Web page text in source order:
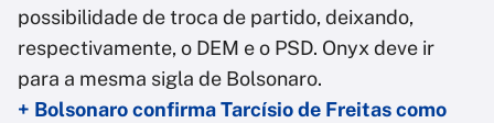
possibilidade de troca de partido, deixando,
respectivamente, o DEM e o PSD. Onyx deve ir
para a mesma sigla de Bolsonaro.
+ Bolsonaro confirma Tarcísio de Freitas como